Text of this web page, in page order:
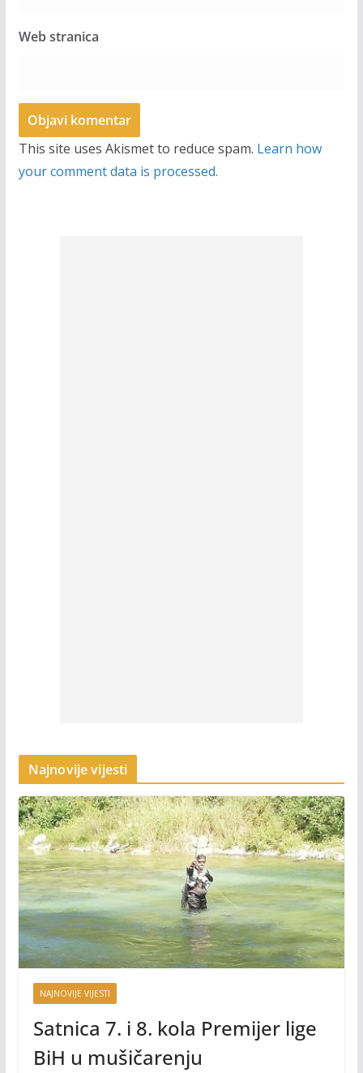
Web stranica
This site uses Akismet to reduce spam. Learn how
your comment data is processed.
Najnovije vijesti
NAJNOVIJE VIJESTI
Satnica 7. i 8. kola Premijer lige
BiH u mušičarenju